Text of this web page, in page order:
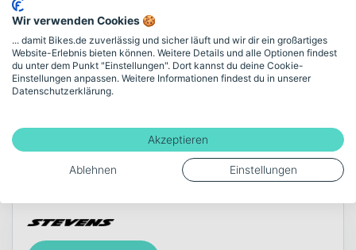
Über die Marke Stevens
Wir verwenden Cookies 🍪
... damit Bikes.de zuverlässig und sicher läuft und wir dir ein großartiges
Website-Erlebnis bieten können. Weitere Details und alle Optionen findest
du unter dem Punkt "Einstellungen". Dort kannst du deine Cookie-
Einstellungen anpassen. Weitere Informationen findest du in unserer
Datenschutzerklärung.
Akzeptieren
Ablehnen Einstellungen